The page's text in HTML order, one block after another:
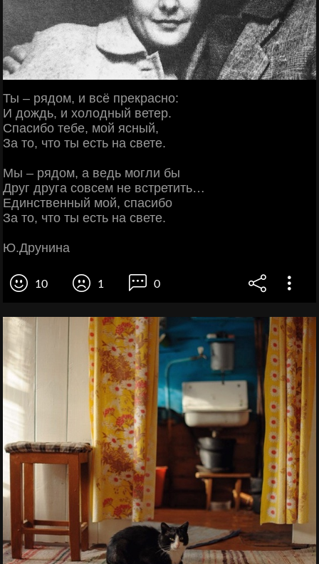
Ты – рядом, и всё прекрасно:
И дождь, и холодный ветер.
Спасибо тебе, мой ясный,
За то, что ты есть на свете.
Мы – рядом, а ведь могли бы
Друг друга совсем не встретить…
Единственный мой, спасибо
За то, что ты есть на свете.
Ю.Друнина
10 1 0